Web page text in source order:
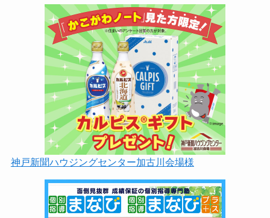
神戸新聞ハウジングセンター加古川会場様